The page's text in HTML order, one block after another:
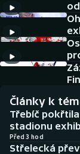
DALŠÍ SPORTY
Americký
Baseball a
Basketbal
Biatlon
Historické
Aplikace ČT
Články k
Třebíč
stadionu
Před 3 hod
Střelecká